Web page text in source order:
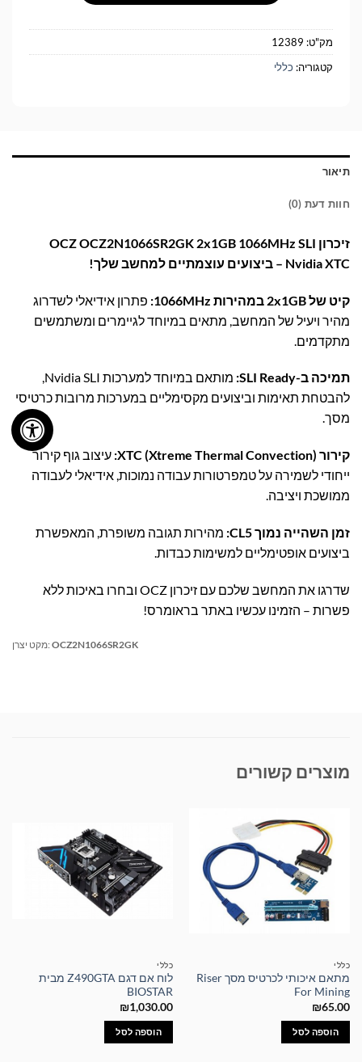
מק"ט: 12389
קטגוריה: כללי
תיאור
חוות דעת (0)
זיכרון OCZ OCZ2N1066SR2GK 2x1GB 1066MHz SLI
Nvidia XTC – ביצועים עוצמתיים למחשב שלך!
קיט של 2x1GB במהירות 1066MHz:
פתרון אידיאלי לשדרוג
מהיר ויעיל של המחשב, מתאים במיוחד לגיימרים ומשתמשים
מתקדמים.
תמיכה ב-SLI Ready:
מותאם במיוחד למערכות Nvidia SLI,
להבטחת תאימות וביצועים מקסימליים במערכות מרובות כרטיסי
מסך.
קירור XTC (Xtreme Thermal Convection):
עיצוב גוף קירור
ייחודי לשמירה על טמפרטורות עבודה נמוכות, אידיאלי לעבודה
ממושכת ויציבה.
זמן השהייה נמוך CL5:
מהירות תגובה משופרת, המאפשרת
ביצועים אופטימליים למשימות כבדות.
שדרגו את המחשב שלכם עם זיכרון OCZ ובחרו באיכות ללא
פשרות – הזמינו עכשיו באתר בראומרס!
מקט יצרן: OCZ2N1066SR2GK
מוצרים קשורים
כללי
מתאם איכותי לכרטיס מסך Riser
For Mining
₪65.00
הוספה לסל
כללי
לוח אם דגם Z490GTA מבית
BIOSTAR
₪1,030.00
הוספה לסל